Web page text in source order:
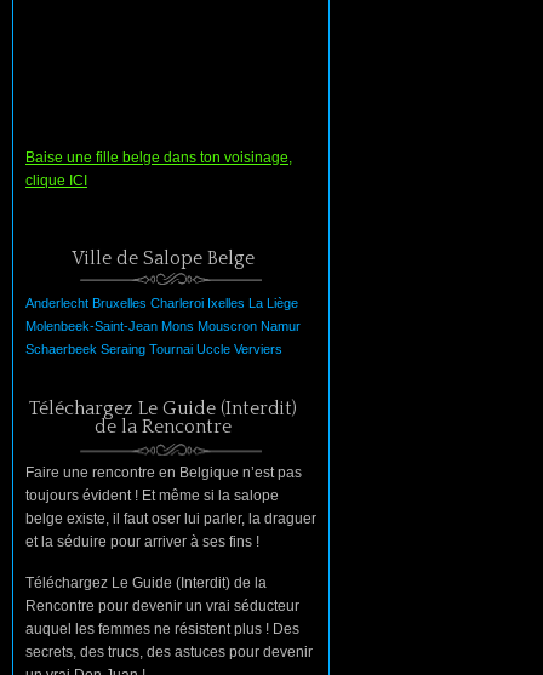
Baise une fille belge dans ton voisinage,
clique ICI
Ville de Salope Belge
Anderlecht Bruxelles Charleroi Ixelles La
Liège
Molenbeek-Saint-Jean Mons Mouscron Namur
Schaerbeek Seraing Tournai Uccle Verviers
Téléchargez Le Guide (Interdit)
de la Rencontre
Faire une rencontre en Belgique n’est pas
toujours évident ! Et même si la salope
belge existe, il faut oser lui parler, la draguer
et la séduire pour arriver à ses fins !
Téléchargez Le Guide (Interdit) de la
Rencontre pour devenir un vrai séducteur
auquel les femmes ne résistent plus ! Des
secrets, des trucs, des astuces pour devenir